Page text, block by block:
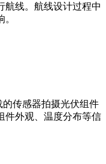
航线。航线设计过程中
传感器拍摄光伏组件
件外观、温度分布等信